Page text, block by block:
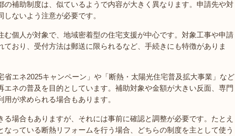
の補助制度は、似ているようで内容が大きく異なります。申請先や対
ないよう注意が必要です。
む個人が対象で、地域密着型の住宅支援が中心です。対象工事や申請
ており、受付方法は郵送に限られるなど、手続きにも特徴がありま
省エネ2025キャンペーン」や「断熱・太陽光住宅普及拡大事業」など
エネの普及を目的としています。補助対象や金額が大きい反面、専門
が求められる場合もあります。
る場合もありますが、それには事前に確認と調整が必要です。たとえ
なっている断熱リフォームを行う場合、どちらの制度を主として使う